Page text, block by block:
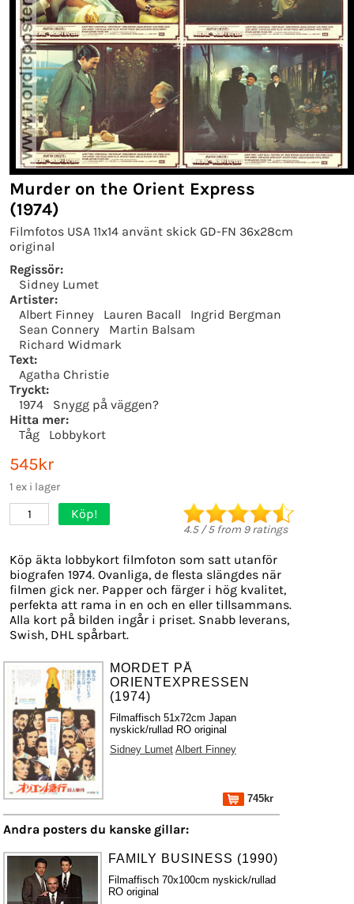
Murder on the Orient Express
(1974)
Filmfotos USA 11x14 använt skick GD-FN 36x28cm
original
Regissör:
Sidney Lumet
Artister:
Albert Finney
Lauren Bacall
Ingrid Bergman
Sean Connery
Martin Balsam
Richard Widmark
Text:
Agatha Christie
Tryckt:
1974
Snygg på väggen?
Hitta mer:
Tåg
Lobbykort
545kr
1 ex i lager
1 Köp!
4.5/5from 9ratings
Köp äkta lobbykort filmfoton som satt utanför
biografen 1974. Ovanliga, de flesta slängdes när
filmen gick ner. Papper och färger i hög kvalitet,
perfekta att rama in en och en eller tillsammans.
Alla kort på bilden ingår i priset. Snabb leverans,
Swish, DHL spårbart.
MORDET PÅ
ORIENTEXPRESSEN
(1974)
Filmaffisch 51x72cm Japan
nyskick/rullad RO original
Sidney Lumet Albert Finney
745kr
Andra posters du kanske gillar:
FAMILY BUSINESS (1990)
Filmaffisch 70x100cm nyskick/rullad
RO original